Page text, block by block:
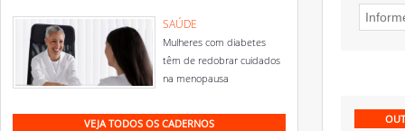
SAÚDE
Mulheres com diabetes
têm de redobrar cuidados
na menopausa
VEJA TODOS OS CADERNOS